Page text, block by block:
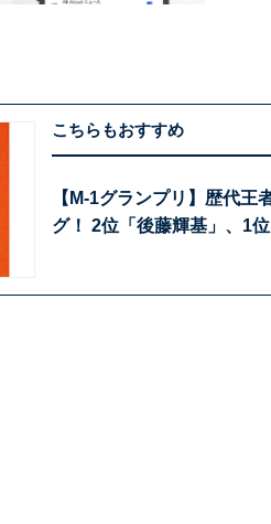
こちらもおすすめ
【M-1グランプリ】歴代
グ！ 2位「後藤輝基」、1位